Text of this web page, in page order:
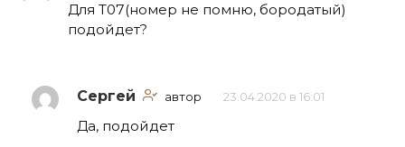
Для Т07(номер не помню, бородатый)
подойдет?
Сергей автор 23.04.2020 в 16:01
Да, подойдет